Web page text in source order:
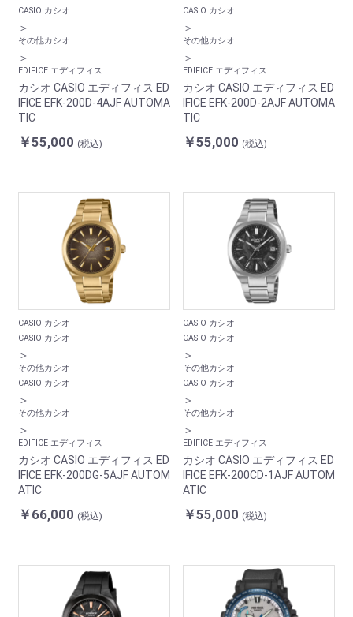
CASIO カシオ
＞
その他カシオ
＞
EDIFICE エディフィス
カシオ CASIO エディフィス ED
IFICE EFK-200D-4AJF AUTOMA
TIC
￥55,000 (税込)
CASIO カシオ
＞
その他カシオ
＞
EDIFICE エディフィス
カシオ CASIO エディフィス ED
IFICE EFK-200D-2AJF AUTOMA
TIC
￥55,000 (税込)
CASIO カシオ
CASIO カシオ
＞
その他カシオ
CASIO カシオ
＞
その他カシオ
＞
EDIFICE エディフィス
カシオ CASIO エディフィス ED
IFICE EFK-200DG-5AJF AUTOM
ATIC
￥66,000 (税込)
CASIO カシオ
CASIO カシオ
＞
その他カシオ
CASIO カシオ
＞
その他カシオ
＞
EDIFICE エディフィス
カシオ CASIO エディフィス ED
IFICE EFK-200CD-1AJF AUTOM
ATIC
￥55,000 (税込)